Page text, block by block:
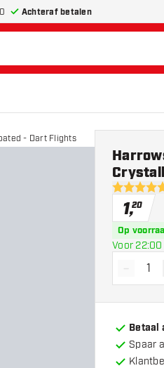
Achteraf betalen
- Dart Flights
4.6 score
1,20
Op
Voor
-
Betaal
Spaar